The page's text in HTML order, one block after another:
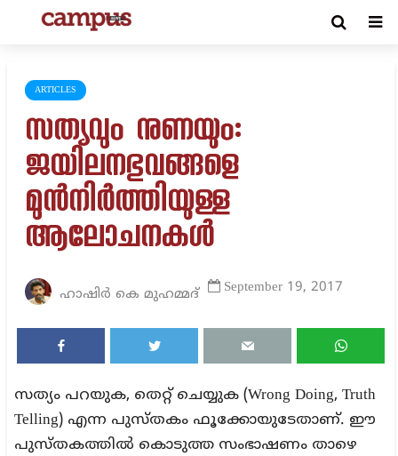
ARTICLES
സത്യവും നുണയും:
ജയിലനഭുവങ്ങളെ
മുന്‍നിര്‍ത്തിയുള്ള
ആലോചനകള്‍
ഹാഷിര്‍ കെ മുഹമ്മദ്‌ September 19, 2017
സത്യം പറയുക, തെറ്റ് ചെയ്യുക (Wrong Doing, Truth
Telling) എന്ന പുസ്തകം ഫൂക്കോയുടേതാണ്. ഈ
പുസ്തകത്തില്‍ കൊടുത്ത സംഭാഷണം താഴെ